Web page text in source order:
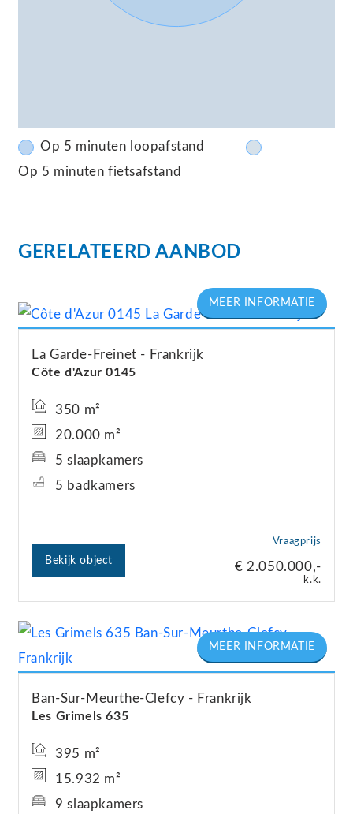
Op 5 minuten loopafstand
Op 5 minuten fietsafstand
GERELATEERD AANBOD
Côte d'Azur 0145
La Garde-Freinet Frankrijk
Vraagprijs
€ 2.050.000,-
k.k.
350 m²
20.000 m²
5 slaapkamers
5 badkamers
Bekijk object
Les Grimels 635
Ban-Sur-Meurthe-Clefcy Frankrijk
395 m²
15.932 m²
9 slaapkamers